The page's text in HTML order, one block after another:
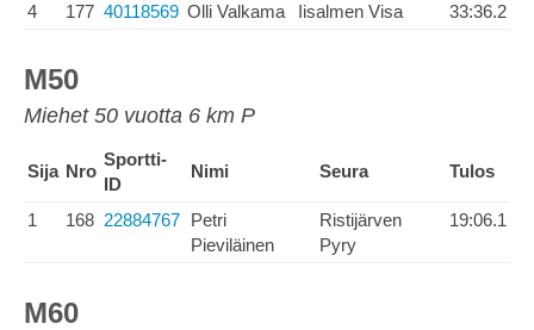
4 177 40118569 Olli Valkama Iisalmen Visa 33:36.2
M50
Miehet 50 vuotta 6 km P
Sija Nro
Sportti-
ID
Nimi Seura Tulos
1 168 22884767 Petri
Pieviläinen
Ristijärven
Pyry
19:06.1
M60